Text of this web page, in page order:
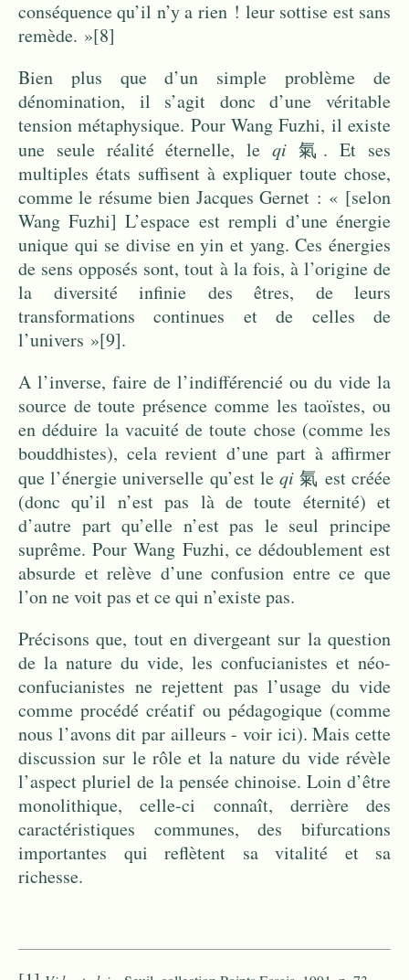
conséquence qu’il n’y a rien ! leur sottise est sans
remède. »[8]
Bien plus que d’un simple problème de
dénomination, il s’agit donc d’une véritable
tension métaphysique. Pour Wang Fuzhi, il existe
une seule réalité éternelle, le qi氣. Et ses
multiples états suffisent à expliquer toute chose,
comme le résume bien Jacques Gernet : « [selon
Wang Fuzhi] L’espace est rempli d’une énergie
unique qui se divise en yin et yang. Ces énergies
de sens opposés sont, tout à la fois, à l’origine de
la diversité infinie des êtres, de leurs
transformations continues et de celles de
l’univers »[9].
A l’inverse, faire de l’indifférencié ou du vide la
source de toute présence comme les taoïstes, ou
en déduire la vacuité de toute chose (comme les
bouddhistes), cela revient d’une part à affirmer
que l’énergie universelle qu’est leqi 氣 est créée
(donc qu’il n’est pas là de toute éternité) et
d’autre part qu’elle n’est pas le seul principe
suprême. Pour Wang Fuzhi, ce dédoublement est
absurde et relève d’une confusion entre ce que
l’on ne voit pas et ce qui n’existe pas.
Précisons que, tout en divergeant sur la question
de la nature du vide, les confucianistes et néo-
confucianistes ne rejettent pas l’usage du vide
comme procédé créatif ou pédagogique (comme
nous l’avons dit par ailleurs - voir ici). Mais cette
discussion sur le rôle et la nature du vide révèle
l’aspect pluriel de la pensée chinoise. Loin d’être
monolithique, celle-ci connaît, derrière des
caractéristiques communes, des bifurcations
importantes qui reflètent sa vitalité et sa
richesse.